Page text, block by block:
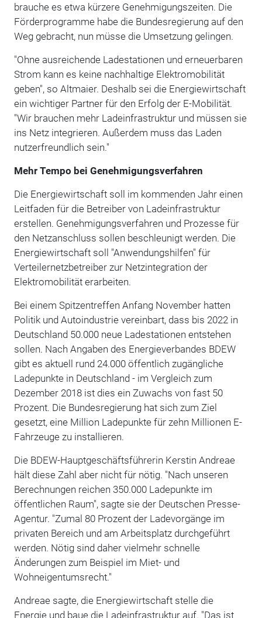
brauche es etwa kürzere Genehmigungszeiten. Die
Förderprogramme habe die Bundesregierung auf den
Weg gebracht, nun müsse die Umsetzung gelingen.
"Ohne ausreichende Ladestationen und erneuerbaren
Strom kann es keine nachhaltige Elektromobilität
geben", so Altmaier. Deshalb sei die Energiewirtschaft
ein wichtiger Partner für den Erfolg der E-Mobilität.
"Wir brauchen mehr Ladeinfrastruktur und müssen sie
ins Netz integrieren. Außerdem muss das Laden
nutzerfreundlich sein."
Mehr Tempo bei Genehmigungsverfahren
Die Energiewirtschaft soll im kommenden Jahr einen
Leitfaden für die Betreiber von Ladeinfrastruktur
erstellen. Genehmigungsverfahren und Prozesse für
den Netzanschluss sollen beschleunigt werden. Die
Energiewirtschaft soll "Anwendungshilfen" für
Verteilernetzbetreiber zur Netzintegration der
Elektromobilität erarbeiten.
Bei einem Spitzentreffen Anfang November hatten
Politik und Autoindustrie vereinbart, dass bis 2022 in
Deutschland 50.000 neue Ladestationen entstehen
sollen. Nach Angaben des Energieverbandes BDEW
gibt es aktuell rund 24.000 öffentlich zugängliche
Ladepunkte in Deutschland - im Vergleich zum
Dezember 2018 ist dies ein Zuwachs von fast 50
Prozent. Die Bundesregierung hat sich zum Ziel
gesetzt, eine Million Ladepunkte für zehn Millionen E-
Fahrzeuge zu installieren.
Die BDEW-Hauptgeschäftsführerin Kerstin Andreae
hält diese Zahl aber nicht für nötig. "Nach unseren
Berechnungen reichen 350.000 Ladepunkte im
öffentlichen Raum", sagte sie der Deutschen Presse-
Agentur. "Zumal 80 Prozent der Ladevorgänge im
privaten Bereich und am Arbeitsplatz durchgeführt
werden. Nötig sind daher vielmehr schnelle
Änderungen zum Beispiel im Miet- und
Wohneigentumsrecht."
Andreae sagte, die Energiewirtschaft stelle die
Energie und baue die Ladeinfrastruktur auf. "Das ist